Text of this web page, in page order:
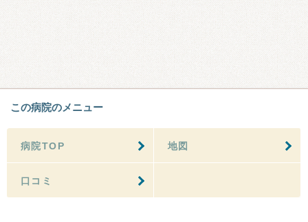
この病院のメニュー
病院TOP 地図
口コミ